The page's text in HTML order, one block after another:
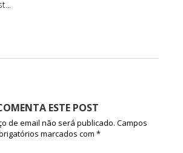
ESTE POST
de email não será publicado. Campos
marcados com *